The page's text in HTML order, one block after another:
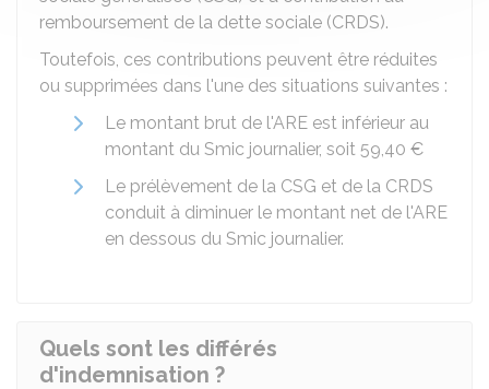
remboursement de la dette sociale (CRDS).
Toutefois, ces contributions peuvent être réduites
ou supprimées dans l'une des situations suivantes :
Le montant brut de l'ARE est inférieur au
montant du Smic journalier, soit 59,40 €
Le prélèvement de la CSG et de la CRDS
conduit à diminuer le montant net de l'ARE
en dessous du Smic journalier.
Quels sont les différés
d'indemnisation ?